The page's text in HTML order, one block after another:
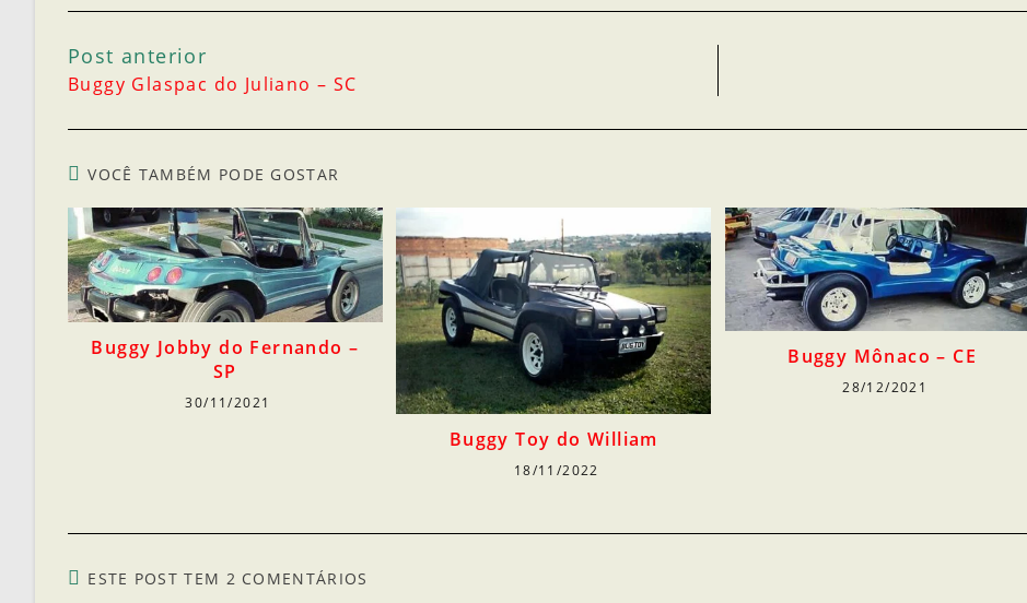
Post anterior
Buggy Glaspac do Juliano – SC
VOCÊ TAMBÉM PODE GOSTAR
Buggy Jobby do Fernando –
SP
30/11/2021
Buggy Toy do William
18/11/2022
Buggy Mônaco – CE
28/12/2021
ESTE POST TEM 2 COMENTÁRIOS